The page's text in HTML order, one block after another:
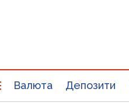
Валюта Депозити